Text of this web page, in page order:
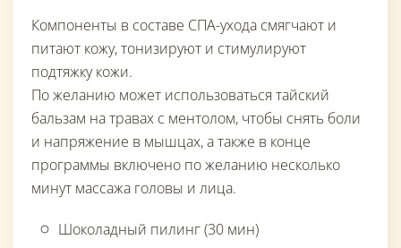
Компоненты в составе СПА-ухода смягчают и
питают кожу, тонизируют и стимулируют
подтяжку кожи.
По желанию может использоваться тайский
бальзам на травах с ментолом, чтобы снять боли
и напряжение в мышцах, а также в конце
программы включено по желанию несколько
минут массажа головы и лица.
Шоколадный пилинг (30 мин)